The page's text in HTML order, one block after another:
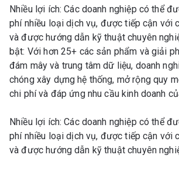
Nhiều lợi ích: Các doanh nghiệp có thể
phí nhiều loại dịch vụ, được tiếp cận với
và được hướng dẫn kỹ thuật chuyên
bật: Với hơn 25+ các sản phẩm và giải
đám mây và trung tâm dữ liệu, doanh
chóng xây dựng hệ thống, mở rộng quy
chi phí và đáp ứng nhu cầu kinh doanh
Nhiều lợi ích: Các doanh nghiệp có thể
phí nhiều loại dịch vụ, được tiếp cận với
và được hướng dẫn kỹ thuật chuyên